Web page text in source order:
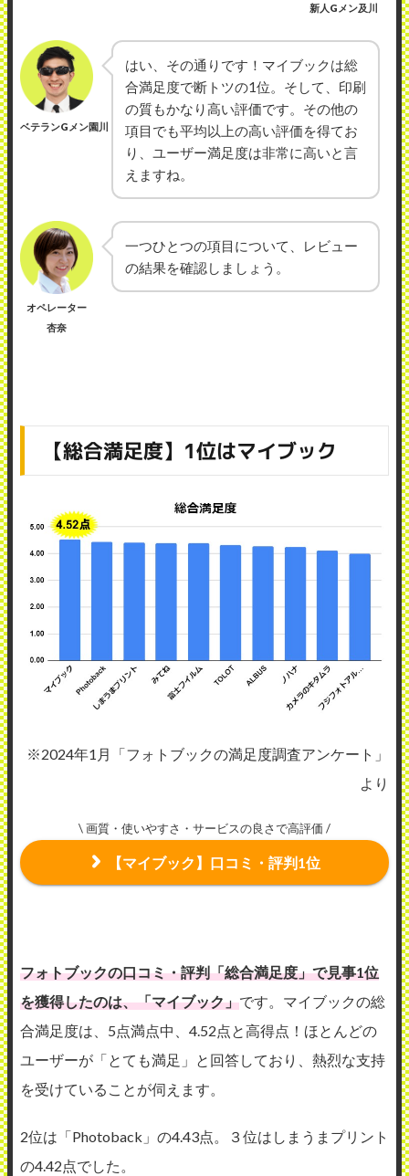
新人Gメン及川
ベテランGメン園川
はい、その通りです！マイブックは総
合満足度で断トツの1位。そして、印刷
の質もかなり高い評価です。その他の
項目でも平均以上の高い評価を得てお
り、ユーザー満足度は非常に高いと言
えますね。
オペレーター
杏奈
一つひとつの項目について、レビュー
の結果を確認しましょう。
【総合満足度】1位はマイブック
※2024年1月「フォトブックの満足度調査アンケート」
より
\ 画質・使いやすさ・サービスの良さで高評価 /
【マイブック】口コミ・評判1位
フォトブックの口コミ・評判「総合満足度」で見事1位
を獲得したのは、「マイブック」です。マイブックの総
合満足度は、5点満点中、4.52点と高得点！ほとんどの
ユーザーが「とても満足」と回答しており、熱烈な支持
を受けていることが伺えます。
2位は「Photoback」の4.43点。３位はしまうまプリント
の4.42点でした。